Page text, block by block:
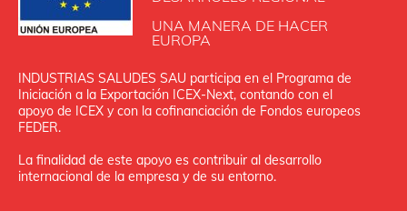
UNA MANERA DE HACER
EUROPA
INDUSTRIAS SALUDES SAU participa en el Programa de
Iniciación a la Exportación ICEX‐Next, contando con el
apoyo de ICEX y con la cofinanciación de Fondos europeos
FEDER.
La finalidad de este apoyo es contribuir al desarrollo
internacional de la empresa y de su entorno.